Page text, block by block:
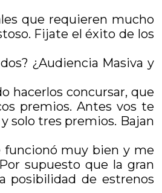
que requieren mucho
Fijate el éxito de los
¿Audiencia Masiva y
hacerlos concursar, que
premios. Antes vos te
solo tres premios. Bajan
funcionó muy bien y me
supuesto que la gran
posibilidad de estrenos